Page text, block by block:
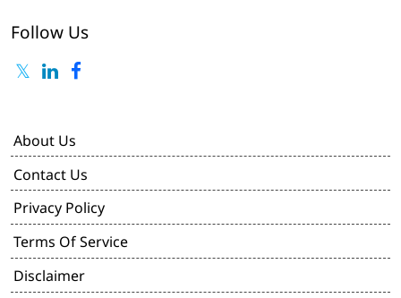
Follow Us
About Us
Contact Us
Privacy Policy
Terms Of Service
Disclaimer